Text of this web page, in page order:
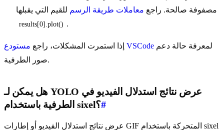
مصفوفة صالحة. راجع معاملات طريقة الرسم للقيم التي يقبلها
results[0].plot() .
إذا استمرت المشكلات، راجع مستودع VSCode
صور الطرفية.
هل يمكن لـ YOLO عرض نتائج استدلال الفيديو في
الطرفية باستخدام sixel؟#
عرض نتائج استدلال الفيديو أو إطارات GIF المتحركة باستخدام sixel